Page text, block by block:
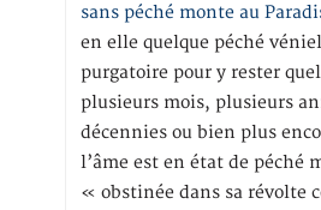
sans péché monte au
en elle quelque péché
purgatoire pour y rester
plusieurs mois, plusieurs
décennies ou bien plus
l’âme est en état de péché
« obstinée dans sa révolte